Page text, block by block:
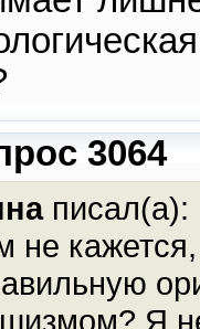
3064
писал(а):
не
Я